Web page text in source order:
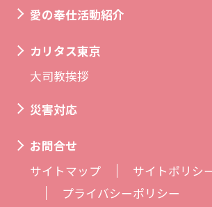
愛の奉仕活動紹介
カリタス東京
大司教挨拶
災害対応
お問合せ
サイトマップ
サイトポリシ
プライバシーポリシー